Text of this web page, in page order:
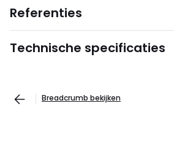
Referenties
Technische specificaties
Breadcrumb bekijken